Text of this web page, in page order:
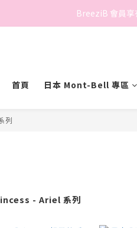
香港地區滿$500免費
BreeziB 會員享
首頁 日本 Mont-Bell 專區
列
- Ariel 系列